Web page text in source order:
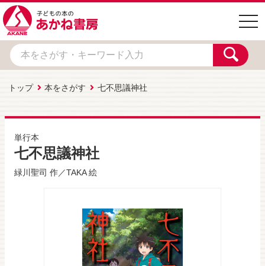
トップ 本をさがす 七不思議神社
単行本
七不思議神社
緑川聖司 作／TAKA絵